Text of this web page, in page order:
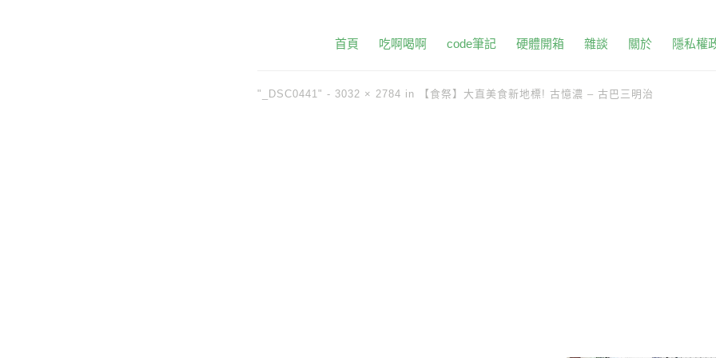
首頁 吃啊喝啊 code筆記 硬體開箱 雜談 關於 隱私權
"_DSC0441" - 3032 × 2784 in 【食祭】大直美食新地標! 古憶濃 – 古巴三明治